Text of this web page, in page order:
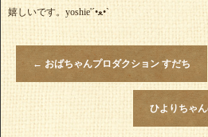
嬉しいです。yoshie'‎´•ﻌ•`
← おばちゃんプロダクション すだち
ひよりちゃ